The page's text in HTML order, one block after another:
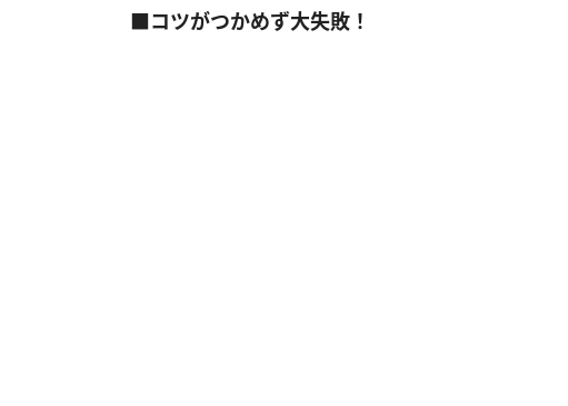
■コツがつかめず大失敗！